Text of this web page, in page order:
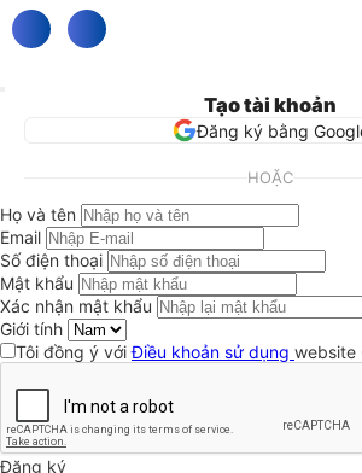
Tạo tài khoản
Đăng ký bằng
HOẶC
Họ và tên
Email
Số điện thoại
Mật khẩu
Xác nhận mật khẩu
Giới tính
Tôi đồng ý vớiĐiều khoản sử dụng website
Đăng ký